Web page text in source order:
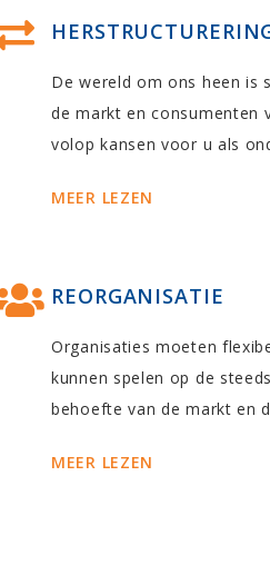
De wereld om ons heen is
de markt en consumenten
volop kansen voor u als
MEER LEZEN
REORGANISATIE
Organisaties moeten
kunnen spelen op de
behoefte van de markt en
MEER LEZEN